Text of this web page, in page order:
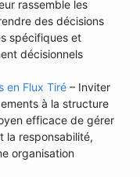
rassemble les
des décisions
spécifiques et
décisionnels
en Flux Tiré – Inviter
à la structure
efficace de gérer
la responsabilité,
organisation